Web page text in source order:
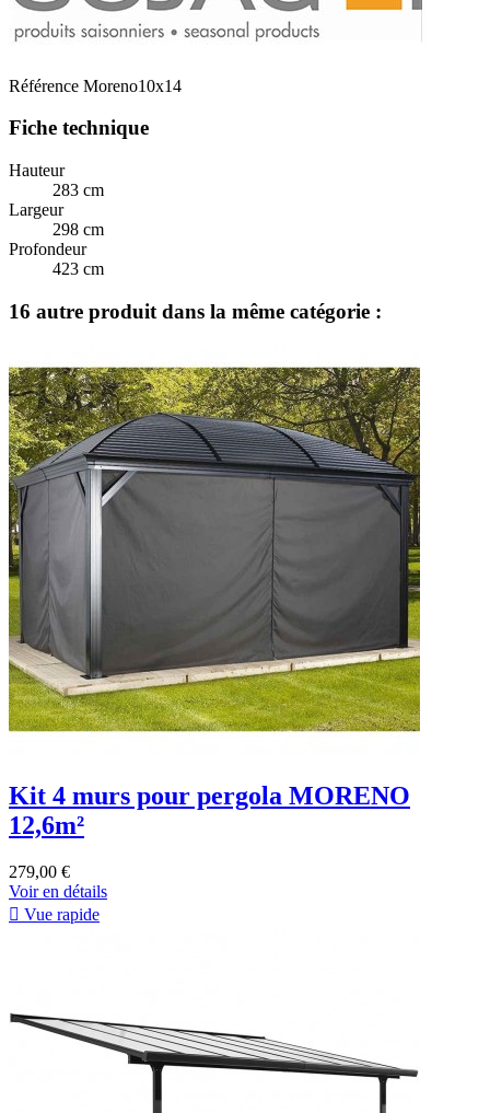
Référence Moreno10x14
Fiche technique
Hauteur
283 cm
Largeur
298 cm
Profondeur
423 cm
16 autre produit dans la même catégorie :
Kit 4 murs pour pergola MORENO
12,6m²
279,00 €
Voir en détails
 Vue rapide